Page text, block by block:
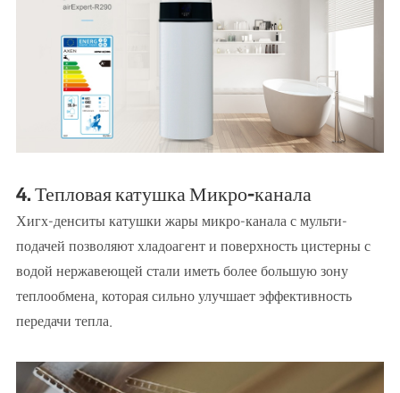
4. Тепловая катушка Микро-канала
Хигх-денситы катушки жары микро-канала с мульти-
подачей позволяют хладоагент и поверхность цистерны с
водой нержавеющей стали иметь более большую зону
теплообмена, которая сильно улучшает эффективность
передачи тепла.